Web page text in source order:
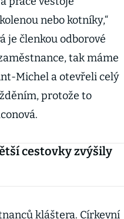
nebo kotníky,“
je členkou odborové
tak máme
Michel a otevřeli celý
protože to
cestovky zvýšily
kláštera. Církevní